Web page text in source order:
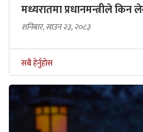
मध्यरातमा प्रधानमन्त्रीले
शनिबार, साउन २३, २०८३
सबै हेर्नुहोस